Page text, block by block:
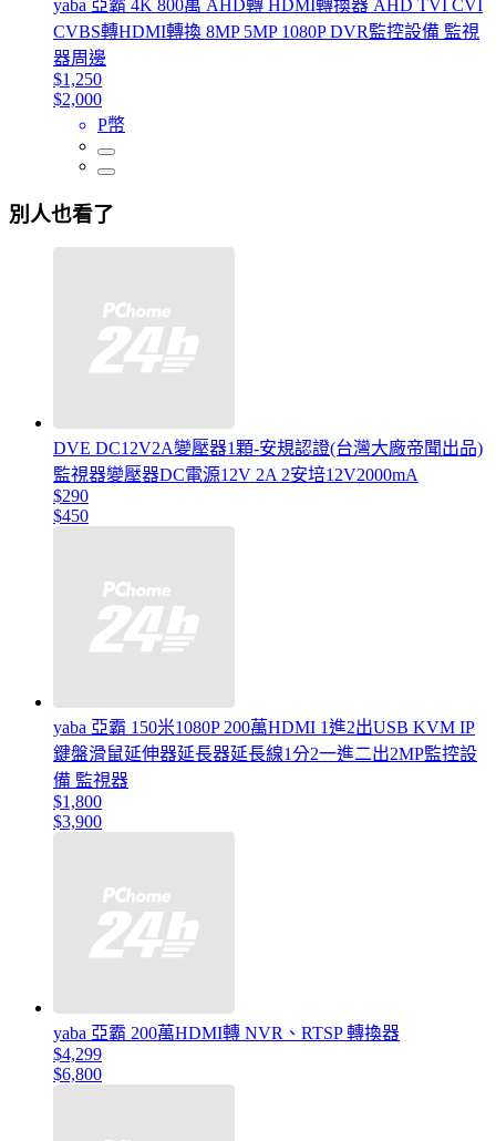
yaba 亞霸 4K 800萬 AHD轉 HDMI轉換器 AHD TVI CVI
CVBS轉HDMI轉換 8MP 5MP 1080P DVR監控設備 監視
器周邊
$1,250
$2,000
P幣
別人也看了
DVE DC12V2A變壓器1顆-安規認證(台灣大廠帝聞出品)
監視器變壓器DC電源12V 2A 2安培12V2000mA
$290
$450
yaba 亞霸 150米1080P 200萬HDMI 1進2出USB KVM IP
鍵盤滑鼠延伸器延長器延長線1分2一進二出2MP監控設
備 監視器
$1,800
$3,900
yaba 亞霸 200萬HDMI轉 NVR、RTSP 轉換器
$4,299
$6,800